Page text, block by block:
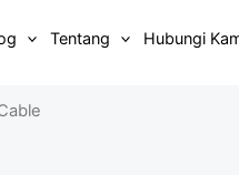
Tentang Hubungi